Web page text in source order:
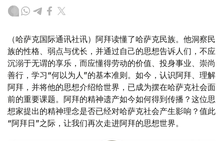
（哈萨克国际通讯社讯）阿拜读懂了哈萨克民族。他洞察民
族的性格、弱点与优长，并通过自己的思想告诉人们，不应
沉溺于无谓的享乐，而应懂得劳动的价值、投身事业、崇尚
善行，学习“何以为人”的基本准则。如今，认识阿拜、理解
阿拜，并将他的思想介绍给世界，已成为摆在哈萨克社会面
前的重要课题。阿拜的精神遗产如今如何得到传播？这位思
想家提出的精神理念是否已经对哈萨克社会产生影响？值此
“阿拜日”之际，让我们再次走进阿拜的思想世界。